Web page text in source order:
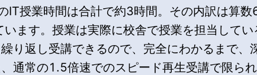
IT授業時間は合計で約3時間。その内訳は算
ます。授業は実際に校舎で授業を担当してい
り返し受講できるので、完全にわかるまで、
通常の1.5倍速でのスピード再生受講で限ら